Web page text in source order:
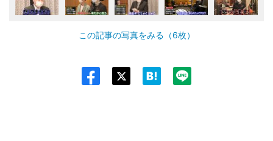
この記事の写真をみる（6枚）